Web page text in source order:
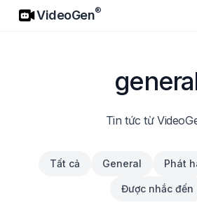
VideoGen
VideoGen®
Tin tức từ
Tất cả General Phát
Được nhắc đến